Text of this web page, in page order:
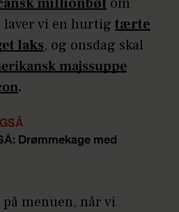
laver vi en hurtig tærte
laks, og onsdag skal
majssuppe
.
Drømmekage med
menuen, når vi